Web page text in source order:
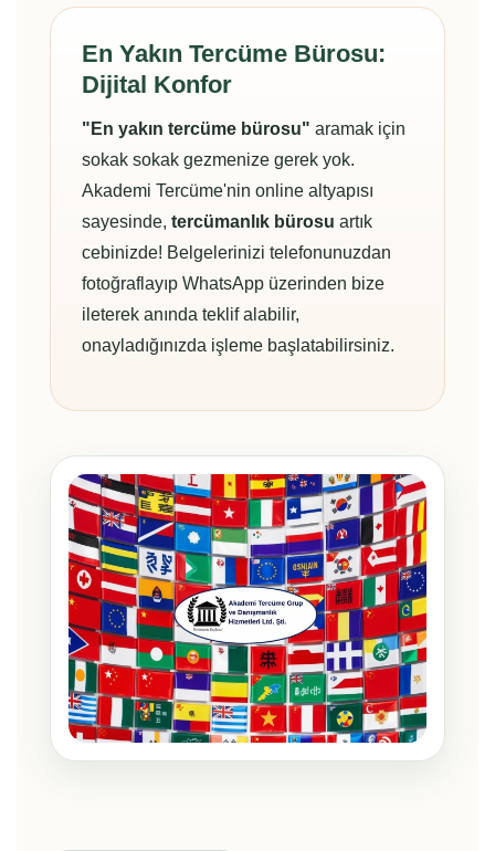
En Yakın Tercüme Bürosu:
Dijital Konfor
"En yakın tercüme bürosu" aramak için
sokak sokak gezmenize gerek yok.
Akademi Tercüme'nin online altyapısı
sayesinde,tercümanlık bürosu artık
cebinizde! Belgelerinizi telefonunuzdan
fotoğraflayıp WhatsApp üzerinden bize
ileterek anında teklif alabilir,
onayladığınızda işleme başlatabilirsiniz.